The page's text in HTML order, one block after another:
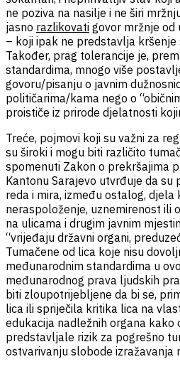
ne poziva na nasilje i ne širi
jasno razlikovati govor mržnje od
– koji ipak ne predstavlja kršenje
Također, prag tolerancije je,
standardima, mnogo više
govoru/pisanju o javnim
političarima/kama nego o
proističe iz prirode djelatnosti
Treće, pojmovi koji su važni za
su široki i mogu biti različito
spomenuti Zakon o prekršajima
Kantonu Sarajevo utvrđuje da su
reda i mira, između ostalog, djela
neraspoloženje, uznemirenost ili
na ulicama i drugim javnim
“vrijeđaju državni organi,
Tumačene od lica koje nisu
međunarodnim standardima u
međunarodnog prava ljudskih
biti zloupotrijebljene da bi se,
lica ili spriječila kritika lica na
edukacija nadležnih organa kako
predstavljale rizik za pogrešno
ostvarivanju slobode izražavanja